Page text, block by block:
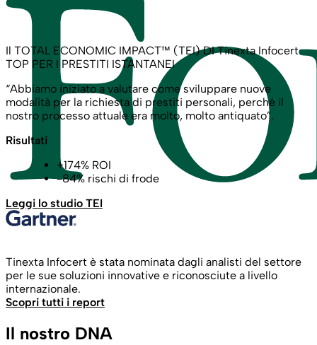
Il TOTAL ECONOMIC IMPACT™ (TEI) DI Tinexta Infocert
TOP PER I PRESTITI ISTANTANEI
“Abbiamo iniziato a valutare come sviluppare nuove
modalità per la richiesta di prestiti personali, perché il
nostro processo attuale era molto, molto antiquato”.
Risultati
+174% ROI
-84% rischi di frode
Leggi lo studio TEI
Tinexta Infocert è stata nominata dagli analisti del settore
per le sue soluzioni innovative e riconosciute a livello
internazionale.
Scopri tutti i report
Il nostro DNA